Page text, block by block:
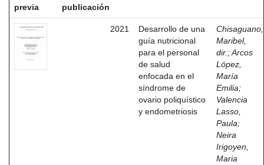
previa
publicación
2021
Desarrollo de una
guía nutricional
para el personal
de salud
enfocada en el
síndrome de
ovario poliquístico
y endometriosis
Chisaguano,
Maribel,
dir. ;Arcos
López,
María
Emilia;
Valencia
Lasso,
Paula;
Neira
Irigoyen,
Maria